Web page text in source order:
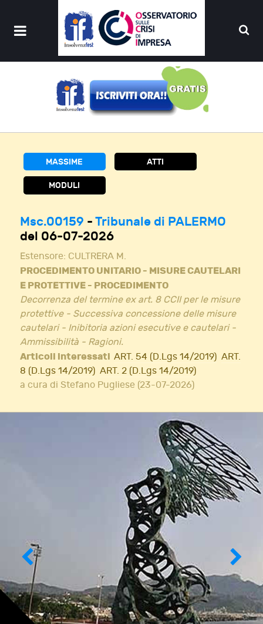
MASSIME ATTI
MODULI
Msc.00159 - Tribunale di PALERMO
del 06-07-2026
Estensore: CULTRERA M.
PROCEDIMENTO UNITARIO - MISURE CAUTELARI
E PROTETTIVE - PROCEDIMENTO
Decorrenza del termine ex art. 8 CCII per le misure
protettive - Successiva concessione delle misure
cautelari - Inibitoria azioni esecutive e cautelari -
Ammissibilità - Ragioni.
Articoli interessati ART. 54 (D.Lgs 14/2019) ART.
8 (D.Lgs 14/2019) ART. 2 (D.Lgs 14/2019)
a cura di Stefano Pugliese (23-07-2026)